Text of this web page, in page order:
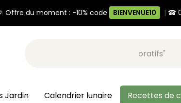
Offre du moment : -10% code BIENVENUE10 | ☎
Recherche, ex: "pots décoratifs"
Jardin Calendrier lunaire Recettes de